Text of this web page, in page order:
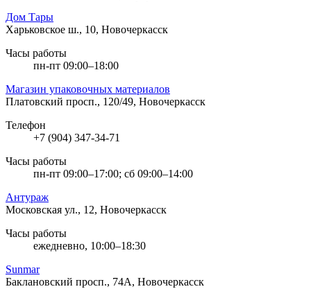
Дом Тары
Харьковское ш., 10, Новочеркасск
Часы работы
пн-пт 09:00–18:00
Магазин упаковочных материалов
Платовский просп., 120/49, Новочеркасск
Телефон
+7 (904) 347-34-71
Часы работы
пн-пт 09:00–17:00; сб 09:00–14:00
Антураж
Московская ул., 12, Новочеркасск
Часы работы
ежедневно, 10:00–18:30
Sunmar
Баклановский просп., 74А, Новочеркасск